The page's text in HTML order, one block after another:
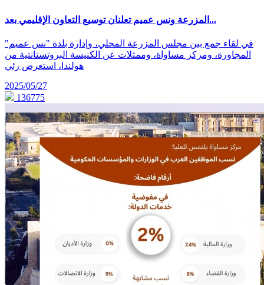
المزرعة ونس عميم تعلنان توسيع التعاون الإقليمي بعد...
في لقاء جمع بين مجلس المزرعة المحلي، وإدارة بلدة "نس عميم"
المجاورة، ومركز مساواة، وممثلات عن الكنيسة البروتستانتية من
هولندا، استعرض رئي
2025/05/27
136775